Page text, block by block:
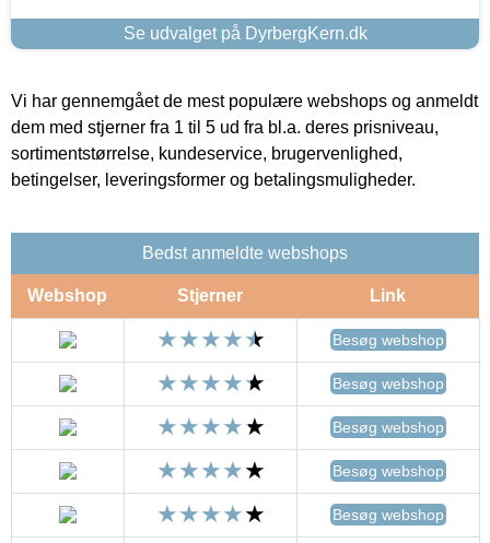
Se udvalget på DyrbergKern.dk
Vi har gennemgået de mest populære webshops og anmeldt
dem med stjerner fra 1 til 5 ud fra bl.a. deres prisniveau,
sortimentstørrelse, kundeservice, brugervenlighed,
betingelser, leveringsformer og betalingsmuligheder.
Bedst anmeldte webshops
Webshop Stjerner Link
Besøg webshop
Besøg webshop
Besøg webshop
Besøg webshop
Besøg webshop